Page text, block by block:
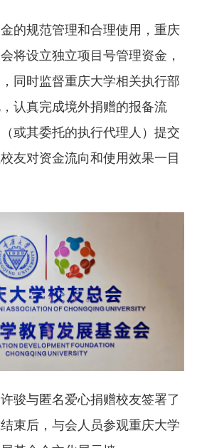
的规范管理和合理使用，重庆
将设立独立项目号管理资金，
同时监督重庆大学相关执行部
认真完成境外捐赠的报备流
或其委托的执行代理人）提交
友对资金流向和使用效果一目
骏与匿名爱心捐赠校友签署了
束后，与会人员参观重庆大学